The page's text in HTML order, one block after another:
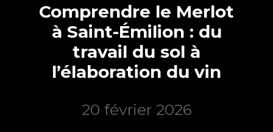
Comprendre le Merlot
à Saint-Émilion : du
travail du sol à
l’élaboration du vin
20 février 2026